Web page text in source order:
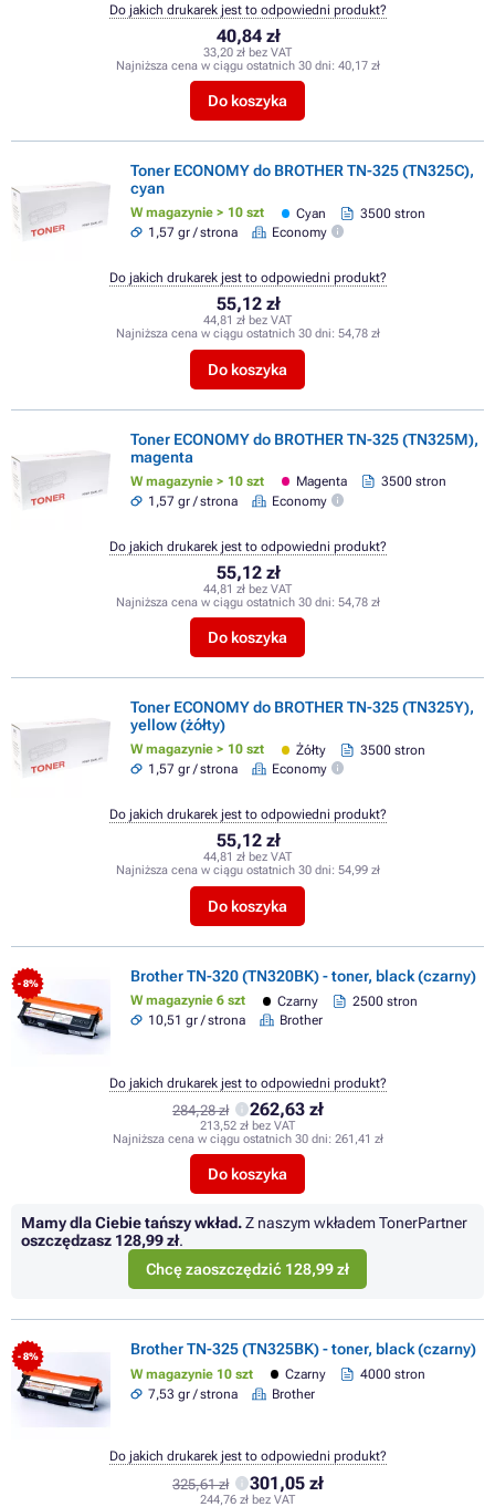
40,84 zł
33,20 zł bez VAT
Najniższa cena w ciągu ostatnich 30 dni: 40,17 zł
Do koszyka
Do jakich drukarek jest to odpowiedni produkt?
Toner ECONOMY do BROTHER TN-325 (TN325C),
cyan
W magazynie > 10 szt Cyan
3500 stron
1,57 gr / strona
Economy
55,12 zł
44,81 zł bez VAT
Najniższa cena w ciągu ostatnich 30 dni: 54,78 zł
Do koszyka
Do jakich drukarek jest to odpowiedni produkt?
Toner ECONOMY do BROTHER TN-325 (TN325M),
magenta
W magazynie > 10 szt Magenta
3500 stron
1,57 gr / strona
Economy
55,12 zł
44,81 zł bez VAT
Najniższa cena w ciągu ostatnich 30 dni: 54,78 zł
Do koszyka
Do jakich drukarek jest to odpowiedni produkt?
Toner ECONOMY do BROTHER TN-325 (TN325Y),
yellow (żółty)
W magazynie > 10 szt Żółty
3500 stron
1,57 gr / strona
Economy
55,12 zł
44,81 zł bez VAT
Najniższa cena w ciągu ostatnich 30 dni: 54,99 zł
Do koszyka
Do jakich drukarek jest to odpowiedni produkt?
- 8% Brother TN-320 (TN320BK) - toner, black (czarny)
W magazynie 6 szt Czarny
2500 stron
10,51 gr / strona
Brother
284,28 zł 262,63 zł
213,52 zł bez VAT
Najniższa cena w ciągu ostatnich 30 dni: 261,41 zł
Do koszyka
Do jakich drukarek jest to odpowiedni produkt?
Mamy dla Ciebie tańszy wkład.Z naszym wkładem TonerPartner
oszczędzasz 128,99 zł.
Chcę zaoszczędzić 128,99 zł
- 8% Brother TN-325 (TN325BK) - toner, black (czarny)
W magazynie 10 szt Czarny
4000 stron
7,53 gr / strona
Brother
325,61 zł 301,05 zł
244,76 zł bez VAT
Do jakich drukarek jest to odpowiedni produkt?